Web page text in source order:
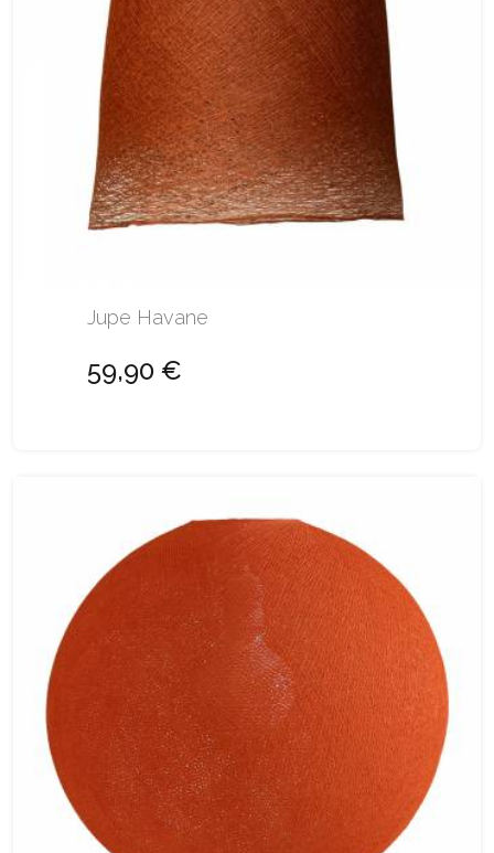
Jupe Havane
59,90 €